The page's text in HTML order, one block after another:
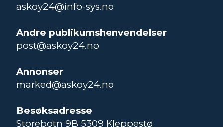
askoy24@info-sys.no
Andre publikumshenvendelser
post@askoy24.no
Annonser
marked@askoy24.no
Besøksadresse
Storebotn 9B 5309 Kleppestø